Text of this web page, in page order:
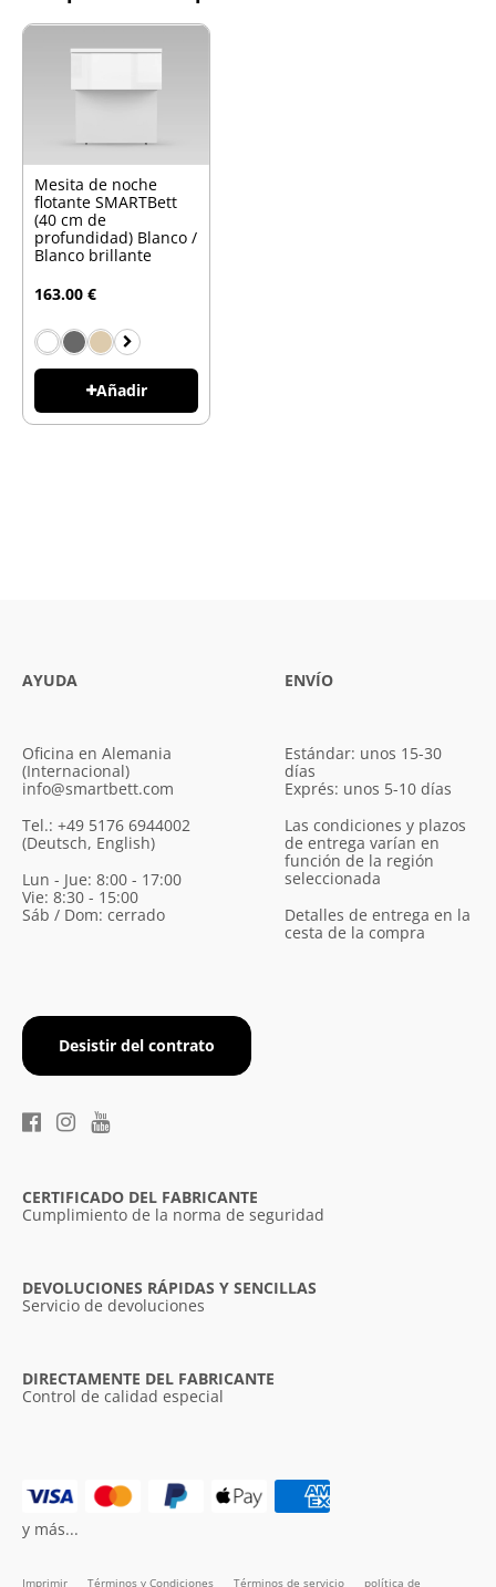
Mesita de noche
flotante SMARTBett
(40 cm de
profundidad) Blanco /
Blanco brillante
163.00 €
Añadir
AYUDA
Oficina en Alemania
(Internacional)
info@smartbett.com
Tel.: +49 5176 6944002
(Deutsch, English)
Lun - Jue: 8:00 - 17:00
Vie: 8:30 - 15:00
Sáb / Dom: cerrado
Desistir del contrato
ENVÍO
Estándar: unos 15-30
días
Exprés: unos 5-10 días
Las condiciones y plazos
de entrega varían en
función de la región
seleccionada
Detalles de entrega en la
cesta de la compra
CERTIFICADO DEL FABRICANTE
Cumplimiento de la norma de seguridad
DEVOLUCIONES RÁPIDAS Y SENCILLAS
Servicio de devoluciones
DIRECTAMENTE DEL FABRICANTE
Control de calidad especial
Imprimir Términos y Condiciones Términos de servicio política de
y más...